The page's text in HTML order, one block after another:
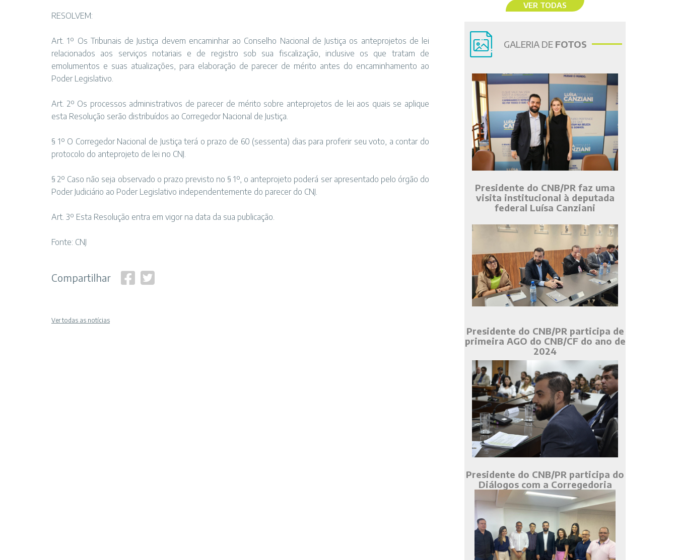
RESOLVEM:
Art. 1º Os Tribunais de Justiça devem encaminhar ao Conselho Nacional de Justiça os anteprojetos de lei
relacionados aos serviços notariais e de registro sob sua fiscalização, inclusive os que tratam de
emolumentos e suas atualizações, para elaboração de parecer de mérito antes do encaminhamento ao
Poder Legislativo.
Art. 2º Os processos administrativos de parecer de mérito sobre anteprojetos de lei aos quais se aplique
esta Resolução serão distribuídos ao Corregedor Nacional de Justiça.
§ 1º O Corregedor Nacional de Justiça terá o prazo de 60 (sessenta) dias para proferir seu voto, a contar do
protocolo do anteprojeto de lei no CNJ.
§ 2º Caso não seja observado o prazo previsto no § 1º, o anteprojeto poderá ser apresentado pelo órgão do
Poder Judiciário ao Poder Legislativo independentemente do parecer do CNJ.
Art. 3º Esta Resolução entra em vigor na data da sua publicação.
Fonte: CNJ
Compartilhar
Ver todas as notícias
VER TODAS
GALERIA DE FOTOS
Presidente do CNB/PR faz uma
visita institucional à deputada
federal Luísa Canziani
Presidente do CNB/PR participa de
primeira AGO do CNB/CF do ano de
2024
Presidente do CNB/PR participa do
Diálogos com a Corregedoria